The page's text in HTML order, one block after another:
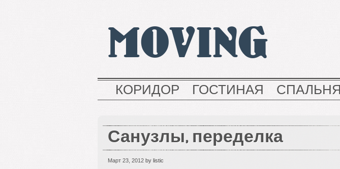
MOVING
КОРИДОР ГОСТИНАЯ СПАЛЬНЯ
Санузлы, переделка
Март 23, 2012 by listic